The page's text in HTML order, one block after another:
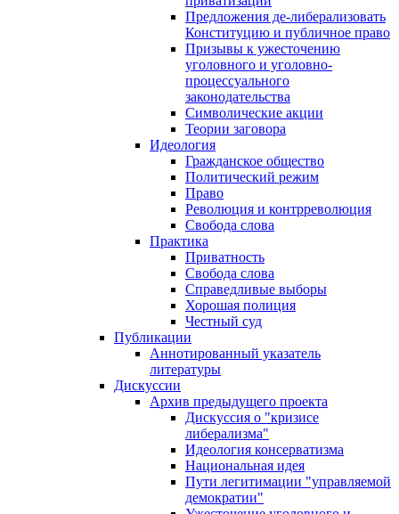
Предложения де-либерализовать
Конституцию и публичное право
Призывы к ужесточению
уголовного и уголовно-
процессуального
законодательства
Символические акции
Теории заговора
Идеология
Гражданское общество
Политический режим
Право
Революция и контрреволюция
Свобода слова
Практика
Приватность
Свобода слова
Справедливые выборы
Хорошая полиция
Честный суд
Публикации
Аннотированный указатель
литературы
Дискуссии
Архив предыдущего проекта
Дискуссия о "кризисе
либерализма"
Идеология консерватизма
Национальная идея
Пути легитимации "управляемой
демократии"